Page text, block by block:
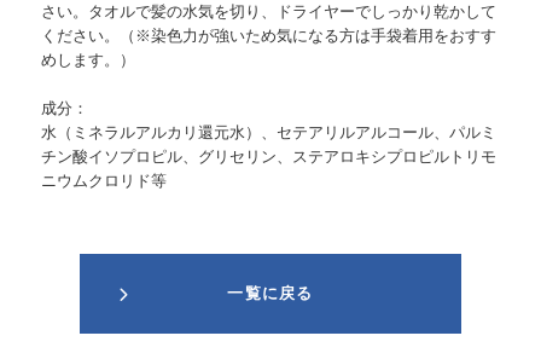
さい。タオルで髪の水気を切り、ドライヤーでしっかり乾かして
ください。（※染色力が強いため気になる方は手袋着用をおすす
めします。）
成分：
水（ミネラルアルカリ還元水）、セテアリルアルコール、パルミ
チン酸イソプロピル、グリセリン、ステアロキシプロピルトリモ
ニウムクロリド等
一覧に戻る